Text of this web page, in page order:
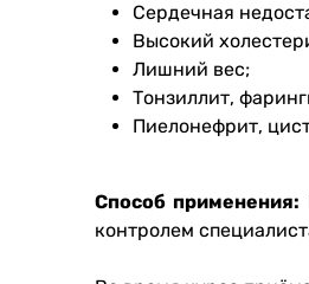
Сердечная
Высокий
Лишний вес;
Тонзиллит,
Пиелонефрит,
Способ применения:
контролем